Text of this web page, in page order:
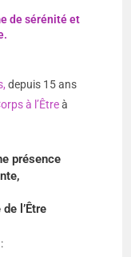
de sérénité et
depuis 15 ans
à l’Êtreà
présence
l’Être